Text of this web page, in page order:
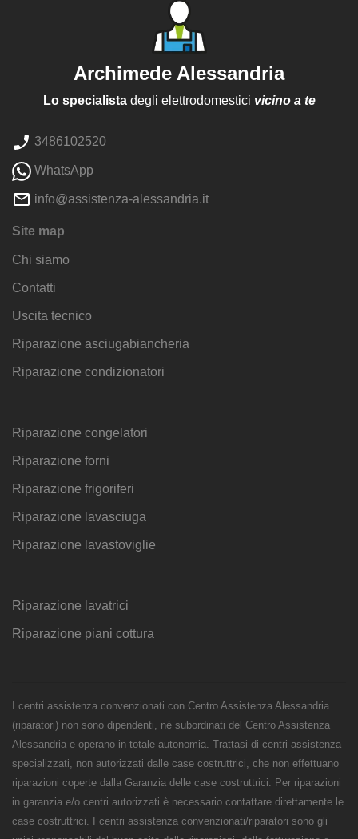
Archimede Alessandria
Lo specialistadegli elettrodomestici vicino a te
3486102520
WhatsApp
info@assistenza-alessandria.it
Site map
Chi siamo
Contatti
Uscita tecnico
Riparazione asciugabiancheria
Riparazione condizionatori
Riparazione congelatori
Riparazione forni
Riparazione frigoriferi
Riparazione lavasciuga
Riparazione lavastoviglie
Riparazione lavatrici
Riparazione piani cottura
I centri assistenza convenzionati con Centro Assistenza Alessandria
(riparatori) non sono dipendenti, né subordinati del Centro Assistenza
Alessandria e operano in totale autonomia. Trattasi di centri assistenza
specializzati, non autorizzati dalle case costruttrici, che non effettuano
riparazioni coperte dalla Garanzia delle case costruttrici. Per riparazioni
in garanzia e/o centri autorizzati è necessario contattare direttamente le
case costruttrici. I centri assistenza convenzionati/riparatori sono gli